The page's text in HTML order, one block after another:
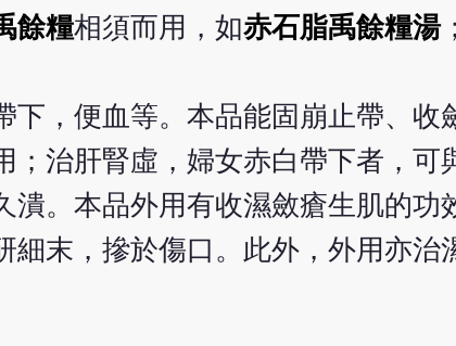
餘糧相須而用，如赤石脂禹餘糧湯
下，便血等。本品能固崩止帶、
；治肝腎虛，婦女赤白帶下者，可
潰。本品外用有收濕斂瘡生肌的功
細末，摻於傷口。此外，外用亦治